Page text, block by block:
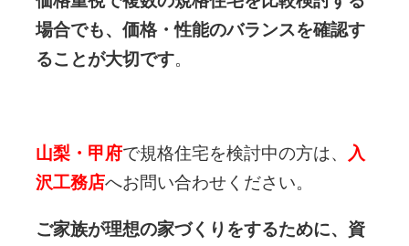
場合でも、価格・性能のバランスを確認す
ることが大切です。
山梨・甲府で規格住宅を検討中の方は、 入
沢工務店へお問い合わせください。
ご家族が理想の家づくりをするために、資